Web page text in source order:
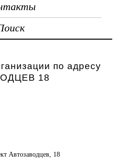
по адресу
18
Автозаводцев, 18